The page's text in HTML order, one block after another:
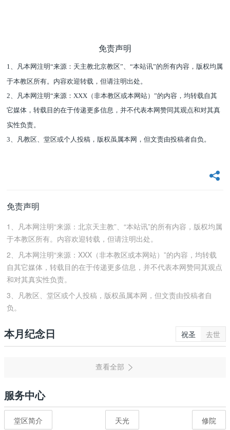
免责声明
1、凡本网注明“来源：天主教北京教区”、“本站讯”的所有内容，版权均属
于本教区所有。内容欢迎转载，但请注明出处。
2、凡本网注明“来源： XXX （非本教区或本网站） ”的内容，均转载自其
它媒体，转载目的在于传递更多信息，并不代表本网赞同其观点和对其真
实性负责。
3、凡教区、堂区或个人投稿，版权虽属本网，但文责由投稿者自负。
免责声明
1、凡本网注明“来源：北京天主教”、“本站讯”的所有内容，版权均属
于本教区所有。内容欢迎转载，但请注明出处。
2、凡本网注明“来源：XXX（非本教区或本网站）”的内容，均转载
自其它媒体，转载目的在于传递更多信息，并不代表本网赞同其观点
和对其真实性负责。
3、凡教区、堂区或个人投稿，版权虽属本网，但文责由投稿者自
负。
本月纪念日 祝圣 去世
服务中心
堂区简介 天光 修院